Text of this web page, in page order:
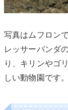
写真はムフロン
レッサーパンダ
り、キリンやゴ
しい動物園です。